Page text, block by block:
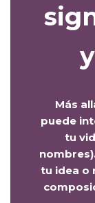
Más
puede
tu
tu idea o